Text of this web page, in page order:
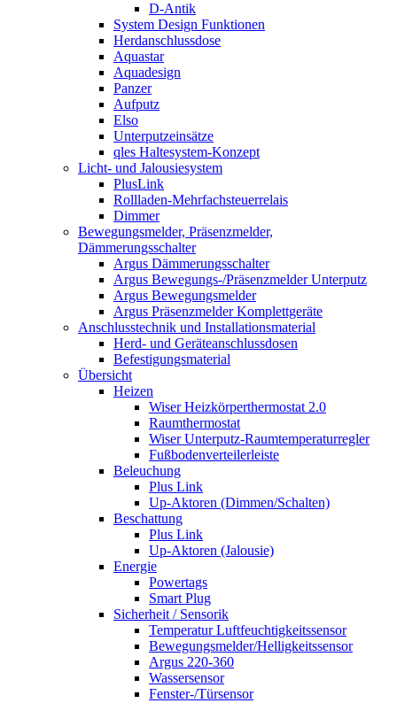
D-Antik
System Design Funktionen
Herdanschlussdose
Aquastar
Aquadesign
Panzer
Aufputz
Elso
Unterputzeinsätze
qles Haltesystem-Konzept
Licht- und Jalousiesystem
PlusLink
Rollladen-Mehrfachsteuerrelais
Dimmer
Bewegungsmelder, Präsenzmelder,
Dämmerungsschalter
Argus Dämmerungsschalter
Argus Bewegungs-/Präsenzmelder Unterputz
Argus Bewegungsmelder
Argus Präsenzmelder Komplettgeräte
Anschlusstechnik und Installationsmaterial
Herd- und Geräteanschlussdosen
Befestigungsmaterial
Übersicht
Heizen
Wiser Heizkörperthermostat 2.0
Raumthermostat
Wiser Unterputz-Raumtemperaturregler
Fußbodenverteilerleiste
Beleuchung
Plus Link
Up-Aktoren (Dimmen/Schalten)
Beschattung
Plus Link
Up-Aktoren (Jalousie)
Energie
Powertags
Smart Plug
Sicherheit / Sensorik
Temperatur Luftfeuchtigkeitssensor
Bewegungsmelder/Helligkeitssensor
Argus 220-360
Wassersensor
Fenster-/Türsensor